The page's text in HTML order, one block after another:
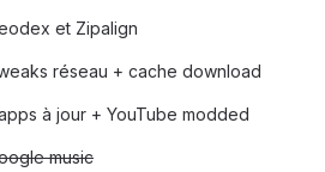
et Zipalign
réseau + cache download
à jour + YouTube modded
music